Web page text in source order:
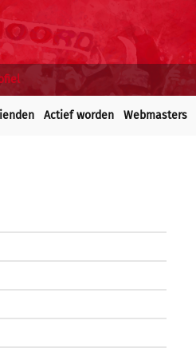
Actief worden Webmasters